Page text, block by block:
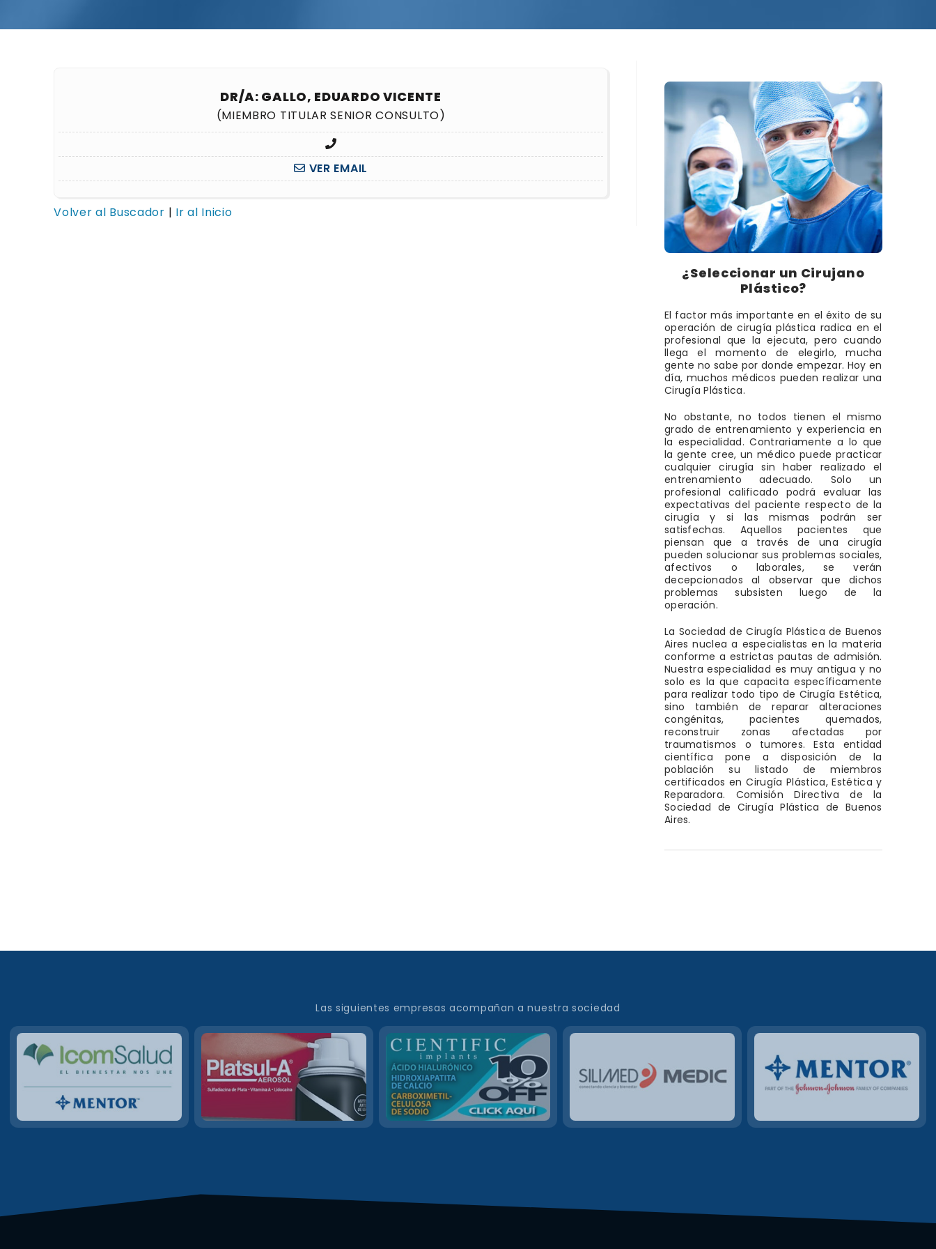
DR/A: GALLO, EDUARDO VICENTE
(MIEMBRO TITULAR SENIOR CONSULTO)
VER EMAIL
Volver al Buscador | Ir al Inicio
¿Seleccionar un Cirujano
Plástico?
El factor más importante en el éxito de su
operación de cirugía plástica radica en el
profesional que la ejecuta, pero cuando
llega el momento de elegirlo, mucha
gente no sabe por donde empezar. Hoy en
día, muchos médicos pueden realizar una
Cirugía Plástica.
No obstante, no todos tienen el mismo
grado de entrenamiento y experiencia en
la especialidad. Contrariamente a lo que
la gente cree, un médico puede practicar
cualquier cirugía sin haber realizado el
entrenamiento adecuado. Solo un
profesional calificado podrá evaluar las
expectativas del paciente respecto de la
cirugía y si las mismas podrán ser
satisfechas. Aquellos pacientes que
piensan que a través de una cirugía
pueden solucionar sus problemas sociales,
afectivos o laborales, se verán
decepcionados al observar que dichos
problemas subsisten luego de la
operación.
La Sociedad de Cirugía Plástica de Buenos
Aires nuclea a especialistas en la materia
conforme a estrictas pautas de admisión.
Nuestra especialidad es muy antigua y no
solo es la que capacita específicamente
para realizar todo tipo de Cirugía Estética,
sino también de reparar alteraciones
congénitas, pacientes quemados,
reconstruir zonas afectadas por
traumatismos o tumores. Esta entidad
científica pone a disposición de la
población su listado de miembros
certificados en Cirugía Plástica, Estética y
Reparadora. Comisión Directiva de la
Sociedad de Cirugía Plástica de Buenos
Aires.
Las siguientes empresas acompañan a nuestra sociedad